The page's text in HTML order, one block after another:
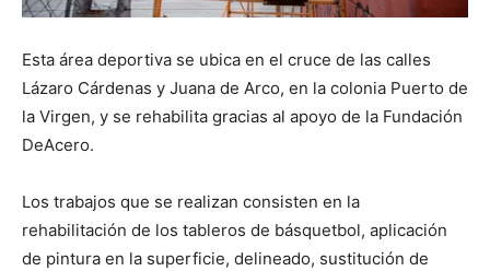
Esta área deportiva se ubica en el cruce de las calles
Lázaro Cárdenas y Juana de Arco, en la colonia Puerto de
la Virgen, y se rehabilita gracias al apoyo de la Fundación
DeAcero.
Los trabajos que se realizan consisten en la
rehabilitación de los tableros de básquetbol, aplicación
de pintura en la superficie, delineado, sustitución de